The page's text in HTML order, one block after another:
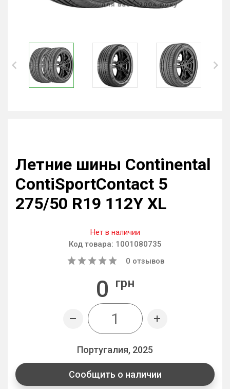
Летние шины Continental
ContiSportContact 5
275/50 R19 112Y XL
Нет в наличии
Код товара: 1001080735
0 отзывов
0 грн
Португалия, 2025
Сообщить о наличии